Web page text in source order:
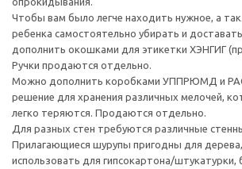
Чтобы вам было легче находить нужное, а
ребенка самостоятельно убирать и
дополнить окошками для этикетки ХЭНГИГ
Ручки продаются отдельно.
Можно дополнить коробками УППРЮМД и
решение для хранения различных мелочей,
легко теряются. Продаются отдельно.
Для разных стен требуются различные
Прилагающиеся шурупы пригодны для
использовать для гипсокартона/штукатурки,